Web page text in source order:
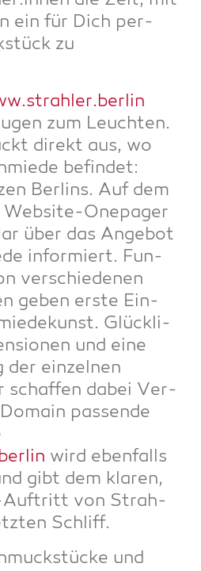
ein für Dich per­
zu
zum Leuch­ten.
direkt aus, wo
befin­det:
Ber­lins. Auf dem
One­pager
über das Ange­bot
infor­miert. Fun­
ver­schie­de­nen
geben ers­te Ein­
Glück­li­
und eine
der ein­zel­nen
schaf­fen dabei Ver­
pas­sen­de
wird eben­falls
gibt dem kla­ren,
Auf­tritt von Strah­
Schliff.
und